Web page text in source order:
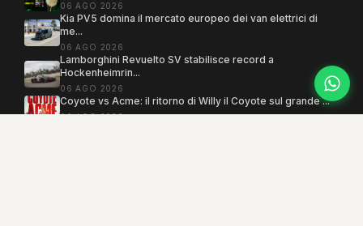
06 AGO 2026
Kia PV5 domina il mercato europeo dei van elettrici di
me...
06 AGO 2026
Lamborghini Revuelto SV stabilisce record a
Hockenheimrin...
06 AGO 2026
Coyote vs Acme: il ritorno di Willy il Coyote sul grande ...
06 AGO 2026